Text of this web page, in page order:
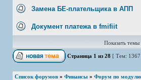
Замена БЕ-плательщика в АПП
Документ платежа в fmifiit
Показать темы
Страница 1 из 28 [ Тем:
Список форумов » Финансы » Форум по